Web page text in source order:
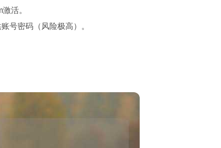
活。
号密码（风险极高）。